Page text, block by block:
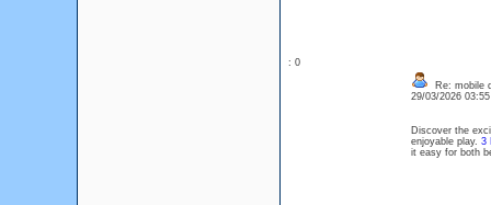
: 0
Re: mobile
29/03/2026
Discover the
enjoyable play. 3
it easy for both